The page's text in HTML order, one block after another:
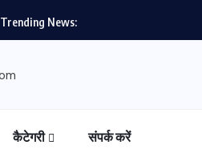
Trending News:
कैटेगरी संपर्क करें